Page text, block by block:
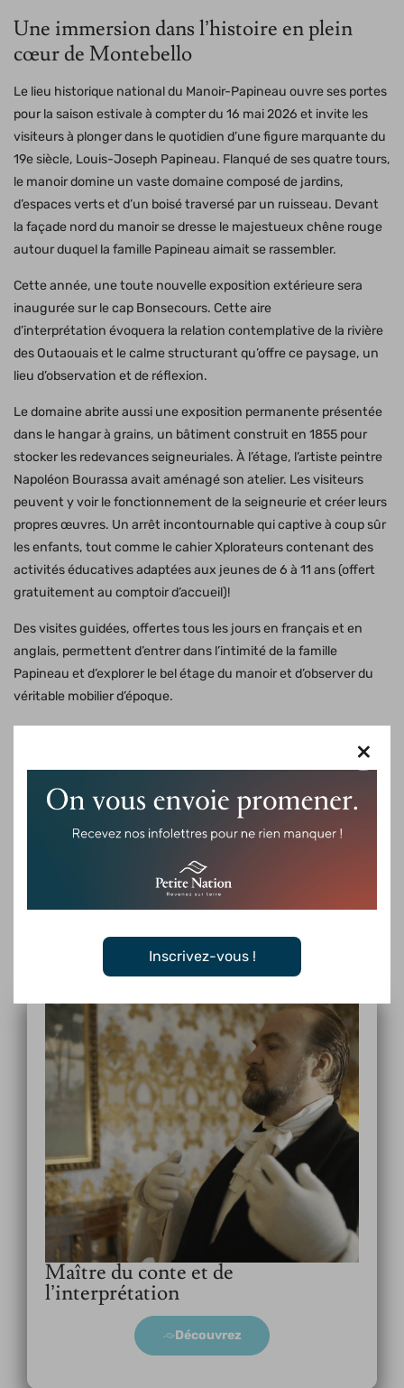
×
Inscrivez-vous !
Une immersion dans l’histoire en plein
cœur de Montebello
Le lieu historique national du Manoir-Papineau ouvre ses portes
pour la saison estivale à compter du 16 mai 2026 et invite les
visiteurs à plonger dans le quotidien d’une figure marquante du
19e siècle, Louis-Joseph Papineau. Flanqué de ses quatre tours,
le manoir domine un vaste domaine composé de jardins,
d’espaces verts et d’un boisé traversé par un ruisseau. Devant
la façade nord du manoir se dresse le majestueux chêne rouge
autour duquel la famille Papineau aimait se rassembler.
Cette année, une toute nouvelle exposition extérieure sera
inaugurée sur le cap Bonsecours. Cette aire
d’interprétation évoquera la relation contemplative de la rivière
des Outaouaiset le calme structurant qu’offre ce paysage, un
lieu d’observation et de réflexion.
Le domaine abrite aussi une exposition permanente présentée
dans le hangar à grains, un bâtiment construit en 1855 pour
stocker les redevances seigneuriales. À l’étage, l’artiste peintre
Napoléon Bourassa avait aménagé son atelier. Les visiteurs
peuvent y voir le fonctionnement de la seigneurie et créer leurs
propres œuvres. Un arrêt incontournable qui captive à coup sûr
les enfants, tout comme le cahier Xplorateurs contenant des
activités éducatives adaptées aux jeunes de 6 à 11 ans (offert
gratuitement au comptoir d’accueil)!
Des visites guidées, offertes tous les jours en français et en
anglais, permettent d’entrer dans l’intimité de la famille
Papineau et d’explorer le bel étage du manoir et d’observer du
véritable mobilier d’époque.
, du 19 juin
À ne pas manquer :
Rumeurs dans la nuitDécouvrez le manoir à la lueur
d’une lanterne, une expérience unique et mystique.
Maître du conte et de
l’interprétation
Découvrez